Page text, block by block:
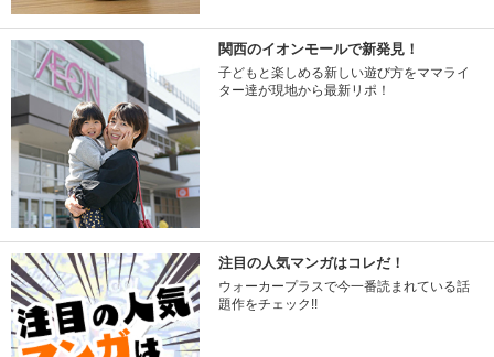
関西のイオンモールで新発見！
子どもと楽しめる新しい遊び方をママライ
ター達が現地から最新リポ！
注目の人気マンガはコレだ！
ウォーカープラスで今一番読まれている話
題作をチェック!!